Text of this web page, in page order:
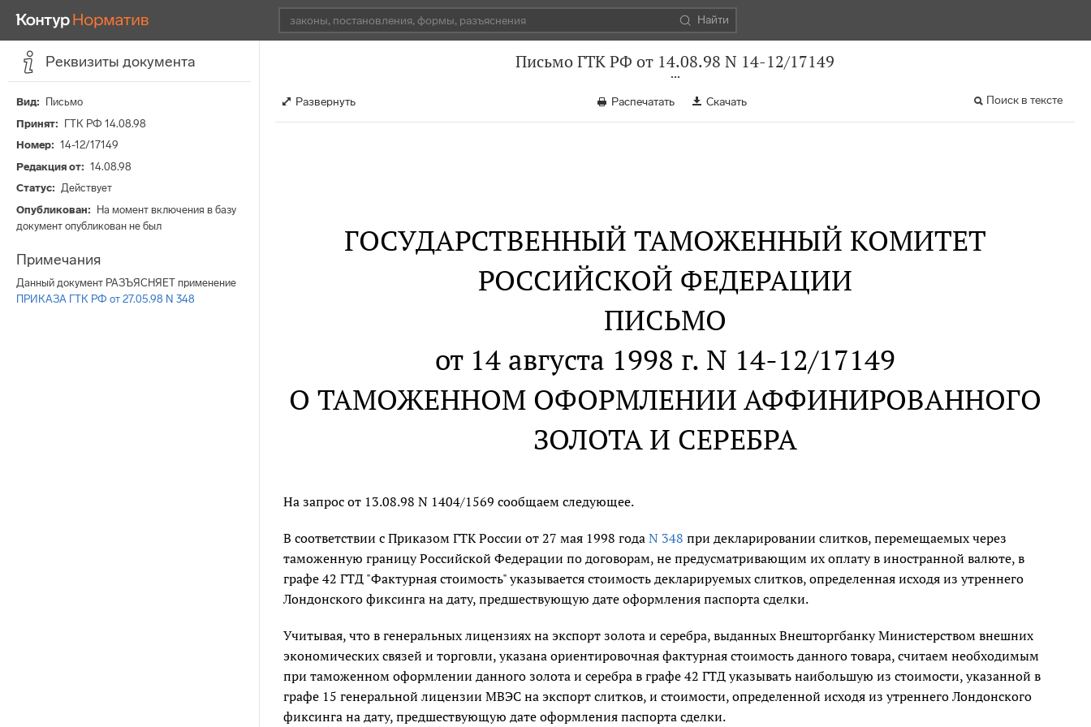
Найти
Реквизиты документа
Вид
Письмо
Принят
ГТК РФ 14.08.98
Номер
14-12/17149
Редакция от
14.08.98
Статус
Действует
Опубликован
На момент включения в базу
документ опубликован не был
Примечания
Данный документ РАЗЪЯСНЯЕТ применение
ПРИКАЗА ГТК РФ от 27.05.98 N 348
Письмо ГТК РФ от 14.08.98 N 14-12/17149
Развернуть Распечатать Скачать Поиск в тексте
ГОСУДАРСТВЕННЫЙ ТАМОЖЕННЫЙ КОМИТЕТ
РОССИЙСКОЙ ФЕДЕРАЦИИ
ПИСЬМО
от 14 августа 1998 г. N 14-12/17149
О ТАМОЖЕННОМ ОФОРМЛЕНИИ АФФИНИРОВАННОГО
ЗОЛОТА И СЕРЕБРА
На запрос от 13.08.98 N 1404/1569 сообщаем следующее.
В соответствии с Приказом ГТК России от 27 мая 1998 года N 348 при декларировании слитков, перемещаемых через
таможенную границу Российской Федерации по договорам, не предусматривающим их оплату в иностранной валюте, в
графе 42 ГТД "Фактурная стоимость" указывается стоимость декларируемых слитков, определенная исходя из утреннего
Лондонского фиксинга на дату, предшествующую дате оформления паспорта сделки.
Учитывая, что в генеральных лицензиях на экспорт золота и серебра, выданных Внешторгбанку Министерством внешних
экономических связей и торговли, указана ориентировочная фактурная стоимость данного товара, считаем необходимым
при таможенном оформлении данного золота и серебра в графе 42 ГТД указывать наибольшую из стоимости, указанной в
графе 15 генеральной лицензии МВЭС на экспорт слитков, и стоимости, определенной исходя из утреннего Лондонского
фиксинга на дату, предшествующую дате оформления паспорта сделки.